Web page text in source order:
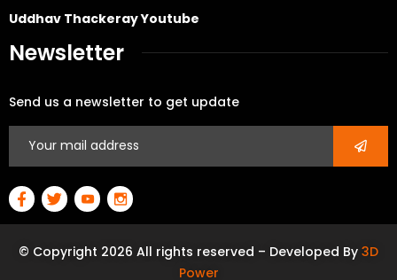
Uddhav Thackeray Youtube
Newsletter
Send us a newsletter to get update
© Copyright 2026 All rights reserved – Developed By 3D
Power